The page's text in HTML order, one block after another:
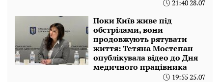
21:40 28.07
Поки Київ живе під
обстрілами, вони
продовжують рятувати
життя: Тетяна Мостепан
опублікувала відео до Дня
медичного працівника
19:55 25.07